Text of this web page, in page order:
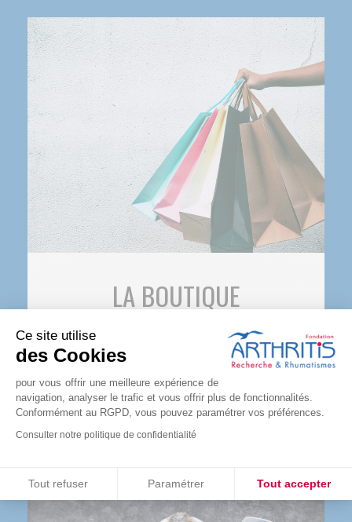
Ce site utilise
des Cookies
pour vous offrir une meilleure expérience de
navigation, analyser le trafic et vous offrir plus de fonctionnalités.
Conformément au RGPD, vous pouvez paramétrer vos préférences.
Consulter notre politique de confidentialité
Tout refuser Paramétrer Tout accepter
Axeptio consent
Plateforme de Gestion du Consentement : Personnalisez vos
LA BOUTIQUE
L’ensemble des bénéfices des ventes solidaires
sont reversées à la recherche. Une bonne raison
COMMANDER